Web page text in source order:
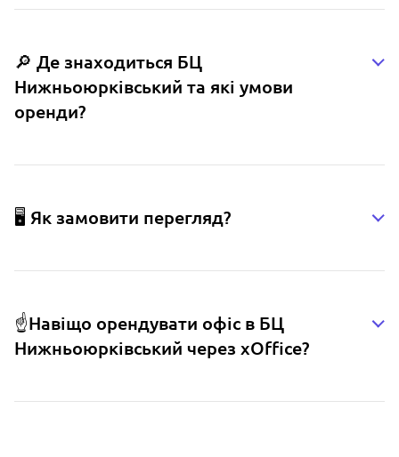
🔎 Де знаходиться БЦ
Нижньоюрківський та які умови
оренди?
🖥️ Як замовити перегляд?
☝️Навіщо орендувати офіс в БЦ
Нижньоюрківський через xOffice?